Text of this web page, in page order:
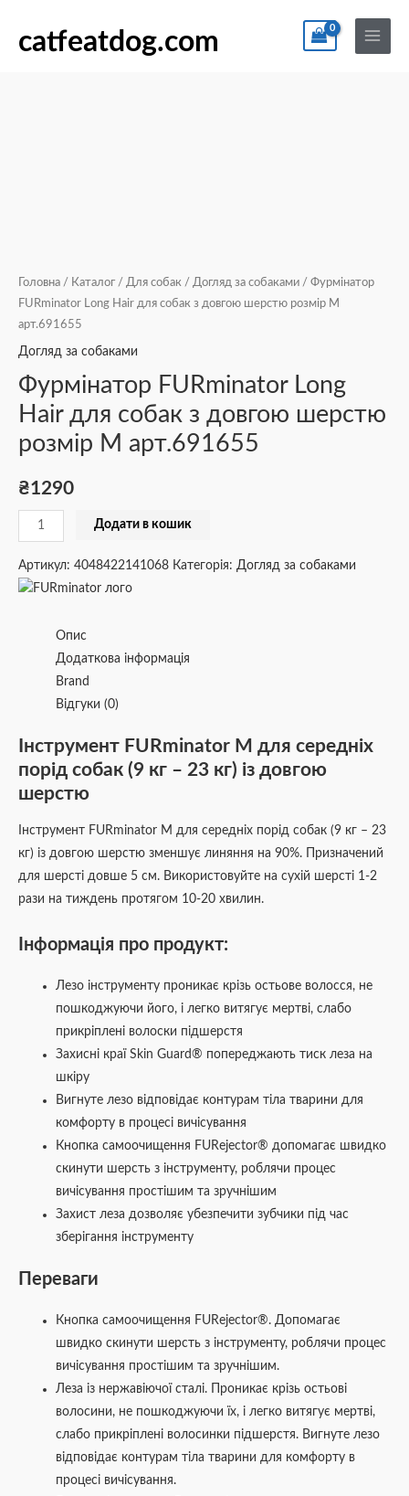
catfeatdog.com
Main
Menu
Головна / Каталог / Для собак / Догляд за собаками / Фурмінатор
FURminator Long Hair для собак з довгою шерстю розмір М
арт.691655
Догляд за собаками
Фурмінатор FURminator Long
Hair для собак з довгою шерстю
розмір М арт.691655
₴1290
Фурмінатор
FURminator
арт.691655
кількість
Додати в кошик
Артикул: 4048422141068 Категорія: Догляд за собаками
Опис
Додаткова інформація
Brand
Відгуки (0)
Інструмент FURminator M для середніх
порід собак (9 кг – 23 кг) із довгою
шерстю
Інструмент FURminator M для середніх порід собак (9 кг – 23
кг) із довгою шерстю зменшує линяння на 90%. Призначений
для шерсті довше 5 см. Використовуйте на сухій шерсті 1-2
рази на тиждень протягом 10-20 хвилин.
Інформація про продукт:
Лезо інструменту проникає крізь остьове волосся, не
пошкоджуючи його, і легко витягує мертві, слабо
прикріплені волоски підшерстя
Захисні краї Skin Guard® попереджають тиск леза на
шкіру
Вигнуте лезо відповідає контурам тіла тварини для
комфорту в процесі вичісування
Кнопка самоочищення FURejector® допомагає швидко
скинути шерсть з інструменту, роблячи процес
вичісування простішим та зручнішим
Захист леза дозволяє убезпечити зубчики під час
зберігання інструменту
Переваги
Кнопка самоочищення FURejector®. Допомагає
швидко скинути шерсть з інструменту, роблячи процес
вичісування простішим та зручнішим.
Леза із нержавіючої сталі. Проникає крізь остьові
волосини, не пошкоджуючи їх, і легко витягує мертві,
слабо прикріплені волосинки підшерстя. Вигнуте лезо
відповідає контурам тіла тварини для комфорту в
процесі вичісування.